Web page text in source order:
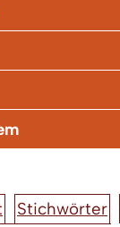
Stichwörter